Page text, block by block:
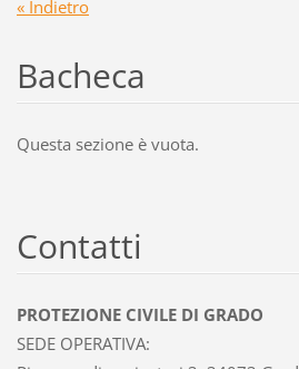
« Indietro
Bacheca
Questa sezione è vuota.
Contatti
PROTEZIONE CIVILE DI GRADO
SEDE OPERATIVA: